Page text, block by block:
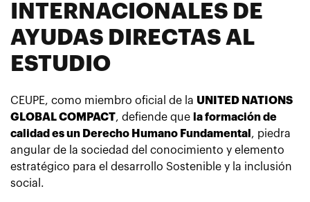
INTERNACIONALES DE
AYUDAS DIRECTAS AL
ESTUDIO
CEUPE, como miembro oficial de la UNITED NATIONS
GLOBAL COMPACT, defiende que la formación de
calidad es un Derecho Humano Fundamental , piedra
angular de la sociedad del conocimiento y elemento
estratégico para el desarrollo Sostenible y la inclusión
social.